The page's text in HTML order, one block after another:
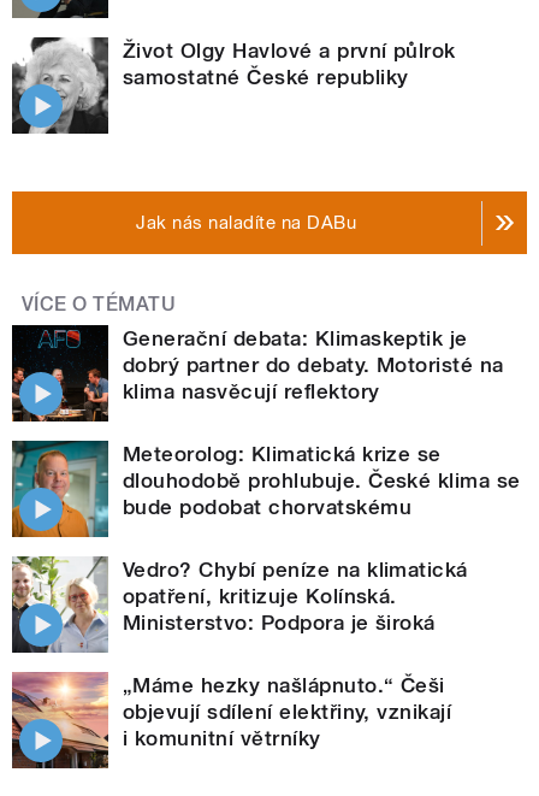
Život Olgy Havlové a první půlrok
samostatné České republiky
Jak nás naladíte na DABu
VÍCE O TÉMATU
Generační debata: Klimaskeptik je
dobrý partner do debaty. Motoristé na
klima nasvěcují reflektory
Meteorolog: Klimatická krize se
dlouhodobě prohlubuje. České klima se
bude podobat chorvatskému
Vedro? Chybí peníze na klimatická
opatření, kritizuje Kolínská.
Ministerstvo: Podpora je široká
„Máme hezky našlápnuto.“ Češi
objevují sdílení elektřiny, vznikají
i komunitní větrníky